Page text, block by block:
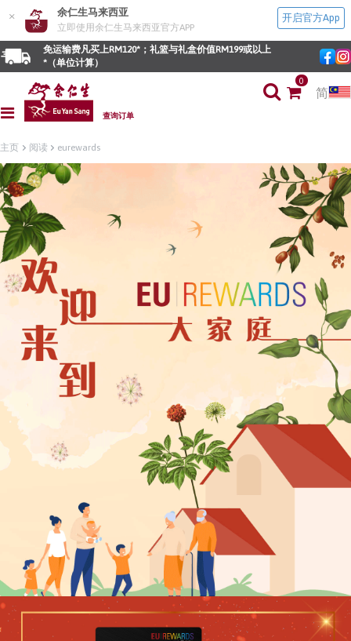
× 余仁生马来西亚
立即使用余仁生马来西亚官方APP
开启官方App
免运输费凡买上RM120*；礼篮与礼盒价值RM199或以上
*（单位计算）
查询订单
0
简
主页 阅读 eurewards